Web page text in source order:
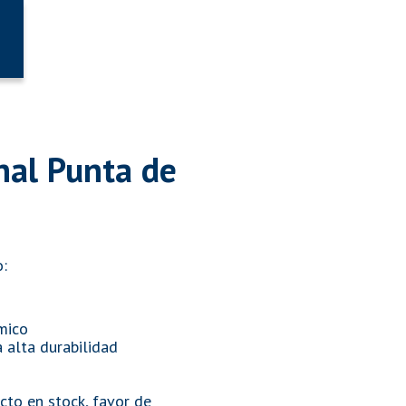
Punta de
alta durabilidad
en stock, favor de